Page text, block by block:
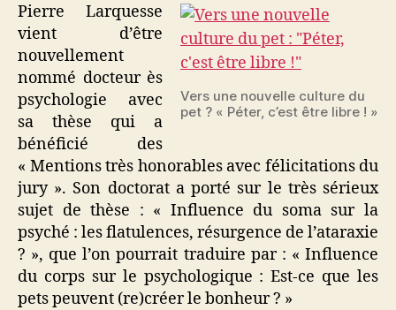
Vers une nouvelle culture du
pet ? « Péter, c’est être libre ! »
Pierre Larquesse
vient d’être
nouvellement
nommé docteur ès
psychologie avec
sa thèse qui a
bénéficié des
« Mentions très honorables avec félicitations du
jury ». Son doctorat a porté sur le très sérieux
sujet de thèse : « Influence du soma sur la
psyché : les flatulences, résurgence de l’ataraxie
? », que l’on pourrait traduire par : « Influence
du corps sur le psychologique : Est-ce que les
pets peuvent (re)créer le bonheur ? »